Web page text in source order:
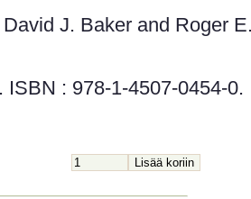
J. Baker and Roger
ISBN : 978-1-4507-0454-0.